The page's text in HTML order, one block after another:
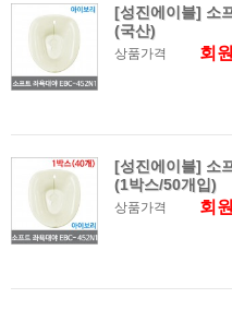
[성진에이블] 소
(국산)
상품가격 회
[성진에이블] 소
(1박스/50개입)
상품가격 회